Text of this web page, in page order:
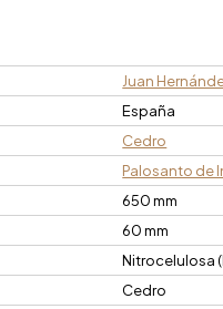
Juan
España
Cedro
Palosanto de
650 mm
60 mm
Nitrocelulosa
Cedro